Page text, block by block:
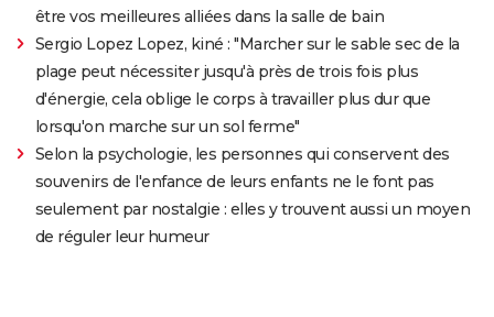
être vos meilleures alliées dans la salle de bain
Sergio Lopez Lopez, kiné : "Marcher sur le sable sec de la
plage peut nécessiter jusqu'à près de trois fois plus
d'énergie, cela oblige le corps à travailler plus dur que
lorsqu'on marche sur un sol ferme"
Selon la psychologie, les personnes qui conservent des
souvenirs de l'enfance de leurs enfants ne le font pas
seulement par nostalgie : elles y trouvent aussi un moyen
de réguler leur humeur